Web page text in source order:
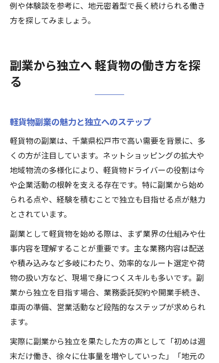
例や体験談を参考に、地元密着型で長く続けられる働き
方を探してみましょう。
副業から独立へ 軽貨物の働き方を探
る
軽貨物副業の魅力と独立へのステップ
軽貨物の副業は、千葉県松戸市で高い需要を背景に、多
くの方が注目しています。ネットショッピングの拡大や
地域物流の多様化により、軽貨物ドライバーの役割は今
や企業活動の根幹を支える存在です。特に副業から始め
られる点や、経験を積むことで独立も目指せる点が魅力
とされています。
副業として軽貨物を始める際は、まず業界の仕組みや仕
事内容を理解することが重要です。主な業務内容は配送
や積み込みなど多岐にわたり、効率的なルート選定や荷
物の扱い方など、現場で身につくスキルも多いです。副
業から独立を目指す場合、業務委託契約や開業手続き、
車両の準備、営業活動など段階的なステップが求められ
ます。
実際に副業から独立を果たした方の声として「初めは週
末だけ働き、徐々に仕事量を増やしていった」「地元の